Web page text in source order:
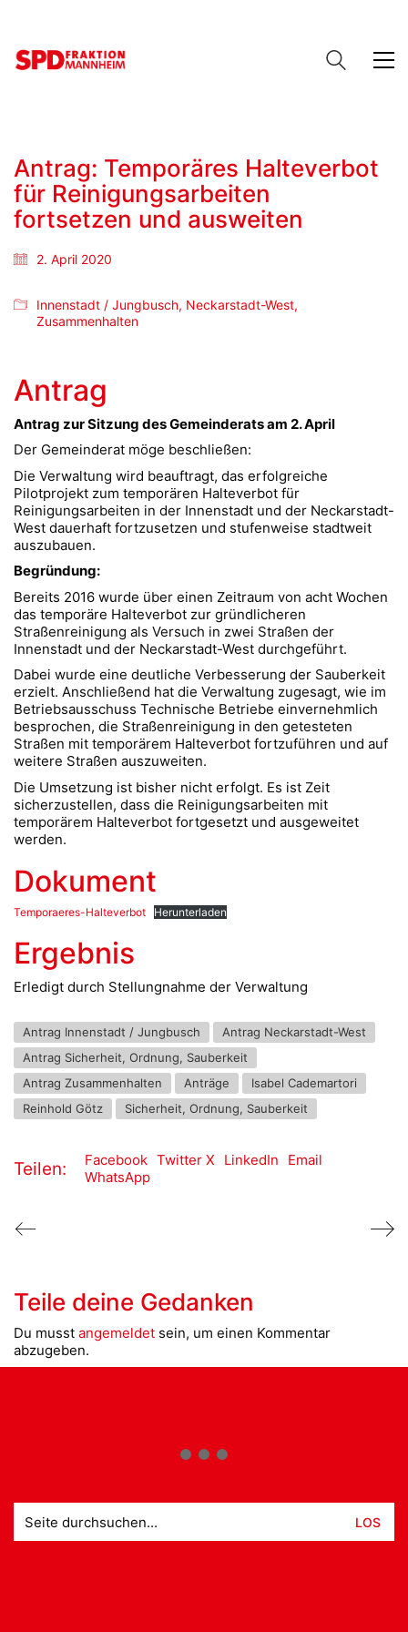
Antrag: Temporäres Halteverbot
für Reinigungsarbeiten
fortsetzen und ausweiten
2. April 2020
Innenstadt / Jungbusch, Neckarstadt-West,
Zusammenhalten
Antrag
Antrag zur Sitzung des Gemeinderats am 2. April
Der Gemeinderat möge beschließen:
Die Verwaltung wird beauftragt, das erfolgreiche
Pilotprojekt zum temporären Halteverbot für
Reinigungsarbeiten in der Innenstadt und der Neckarstadt-
West dauerhaft fortzusetzen und stufenweise stadtweit
auszubauen.
Begründung:
Bereits 2016 wurde über einen Zeitraum von acht Wochen
das temporäre Halteverbot zur gründlicheren
Straßenreinigung als Versuch in zwei Straßen der
Innenstadt und der Neckarstadt-West durchgeführt.
Dabei wurde eine deutliche Verbesserung der Sauberkeit
erzielt. Anschließend hat die Verwaltung zugesagt, wie im
Betriebsausschuss Technische Betriebe einvernehmlich
besprochen, die Straßenreinigung in den getesteten
Straßen mit temporärem Halteverbot fortzuführen und auf
weitere Straßen auszuweiten.
Die Umsetzung ist bisher nicht erfolgt. Es ist Zeit
sicherzustellen, dass die Reinigungsarbeiten mit
temporärem Halteverbot fortgesetzt und ausgeweitet
werden.
Dokument
Temporaeres-Halteverbot Herunterladen
Ergebnis
Erledigt durch Stellungnahme der Verwaltung
Antrag Innenstadt / Jungbusch
Antrag Neckarstadt-West
Antrag Sicherheit, Ordnung, Sauberkeit
Antrag Zusammenhalten
Anträge
Isabel Cademartori
Reinhold Götz
Sicherheit, Ordnung, Sauberkeit
Teilen: Facebook Twitter X LinkedIn
Email
WhatsApp
Teile deine Gedanken
Du musst angemeldet sein, um einen Kommentar
abzugeben.
nach: